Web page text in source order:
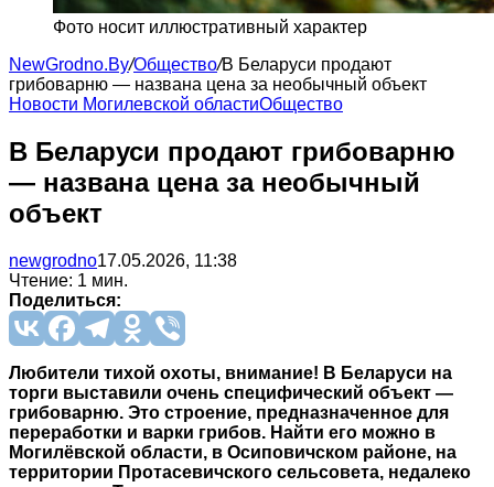
Фото носит иллюстративный характер
NewGrodno.By/Общество/В Беларуси продают
грибоварню — названа цена за необычный объект
Новости Могилевской областиОбщество
В Беларуси продают грибоварню
— названа цена за необычный
объект
newgrodno17.05.2026, 11:38
Чтение: 1 мин.
Поделиться:
Любители тихой охоты, внимание! В Беларуси на
торги выставили очень специфический объект —
грибоварню. Это строение, предназначенное для
переработки и варки грибов. Найти его можно в
Могилёвской области, в Осиповичском районе, на
территории Протасевичского сельсовета, недалеко